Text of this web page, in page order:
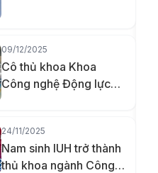
09/12/2025
Cô thủ khoa Khoa
Công nghệ Động lực
IUH đưa công nghệ đến
khuyết tật bằng đồ án
đầu kéo xe lăn tay
24/11/2025
Nam sinh IUH trở thành
thủ khoa ngành Công